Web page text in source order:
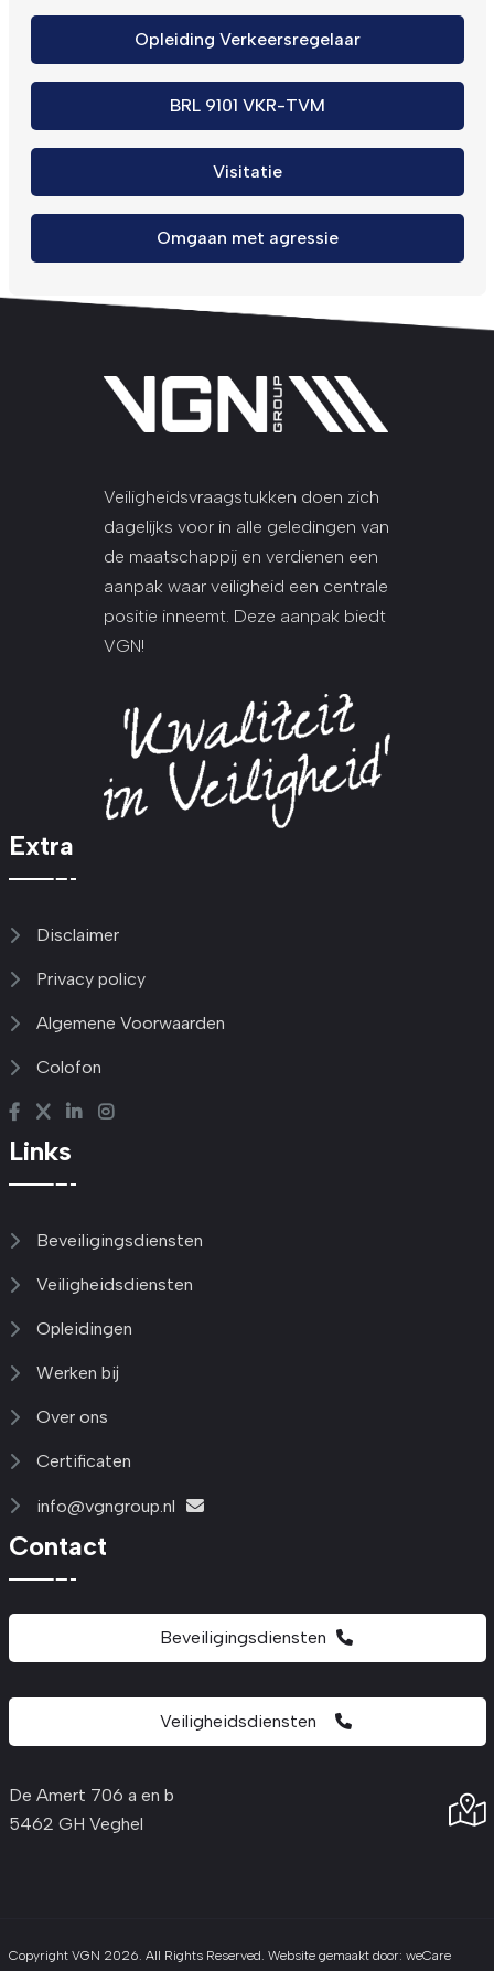
Opleiding Verkeersregelaar
BRL 9101 VKR-TVM
Visitatie
Omgaan met agressie
Veiligheidsvraagstukken doen zich
dagelijks voor in alle geledingen van
de maatschappij en verdienen een
aanpak waar veiligheid een centrale
positie inneemt. Deze aanpak biedt
VGN!
Extra
Disclaimer
Privacy policy
Algemene Voorwaarden
Colofon
Links
Beveiligingsdiensten
Veiligheidsdiensten
Opleidingen
Werken bij
Over ons
Certificaten
info@vgngroup.nl
Contact
Beveiligingsdiensten
Veiligheidsdiensten
De Amert 706 a en b
5462 GH Veghel
Copyright VGN 2026. All Rights Reserved. Website gemaakt door: weCare